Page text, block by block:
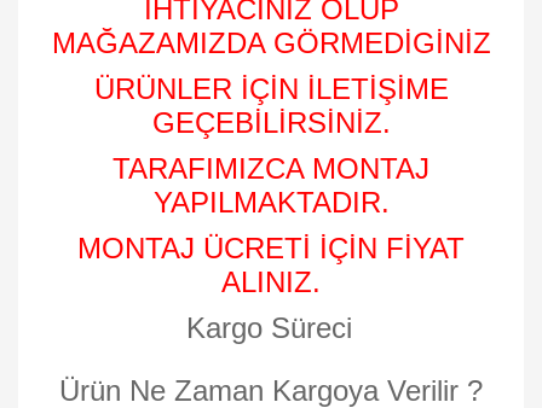
İHTİYACINIZ OLUP
MAĞAZAMIZDA GÖRMEDİGİNİZ
ÜRÜNLER İÇİN İLETİŞİME
GEÇEBİLİRSİNİZ.
TARAFIMIZCA MONTAJ
YAPILMAKTADIR.
MONTAJ ÜCRETİ İÇİN FİYAT
ALINIZ.
Kargo Süreci
Ürün Ne Zaman Kargoya Verilir ?